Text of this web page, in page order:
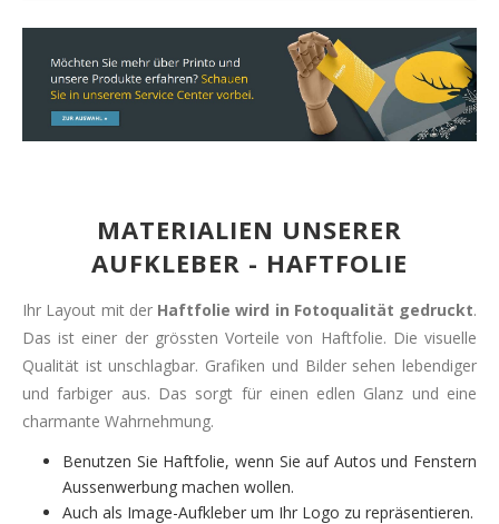
MATERIALIEN UNSERER
AUFKLEBER - HAFTFOLIE
Ihr Layout mit der Haftfolie wird in Fotoqualität gedruckt.
Das ist einer der grössten Vorteile von Haftfolie. Die visuelle
Qualität ist unschlagbar. Grafiken und Bilder sehen lebendiger
und farbiger aus. Das sorgt für einen edlen Glanz und eine
charmante Wahrnehmung.
Benutzen Sie Haftfolie, wenn Sie auf Autos und Fenstern
Aussenwerbung machen wollen.
Auch als Image-Aufkleber um Ihr Logo zu repräsentieren.